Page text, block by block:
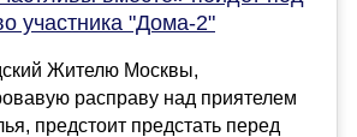
участника "Дома-2"
Жителю Москвы,
расправу над приятелем
предстоит предстать перед